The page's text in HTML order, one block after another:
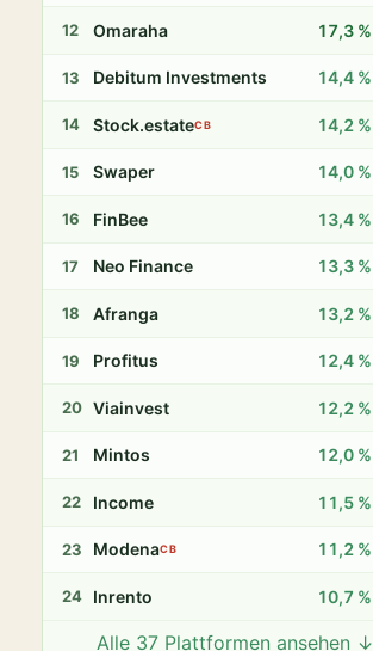
12 Omaraha 17,3 %
13 Debitum Investments 14,4 %
14 Stock.estateCB 14,2 %
15 Swaper 14,0 %
16 FinBee 13,4 %
17 Neo Finance 13,3 %
18 Afranga 13,2 %
19 Profitus 12,4 %
20 Viainvest 12,2 %
21 Mintos 12,0 %
22 Income 11,5 %
23 ModenaCB 11,2 %
24 Inrento 10,7 %
Twino 9,8 %
Alle 37 Plattformen ansehen ↓